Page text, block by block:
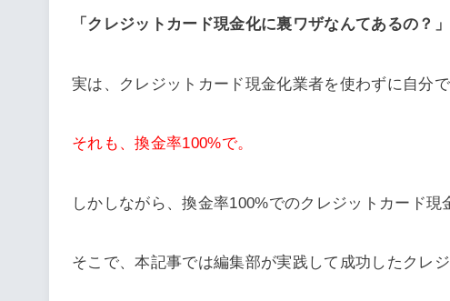
「クレジットカード現金化に裏ワザなんてあるの？」
実は、クレジットカード現金化業者を使わずに自分
それも、換金率100%で。
しかしながら、換金率100%でのクレジットカード現
そこで、本記事では編集部が実践して成功したクレ